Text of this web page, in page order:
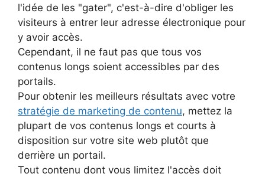
l'idée de les "gater", c'est-à-dire d'obliger les
visiteurs à entrer leur adresse électronique pour
y avoir accès.
Cependant, il ne faut pas que tous vos
contenus longs soient accessibles par des
portails.
Pour obtenir les meilleurs résultats avec votre
stratégie de marketing de contenu, mettez la
plupart de vos contenus longs et courts à
disposition sur votre site web plutôt que
derrière un portail.
Tout contenu dont vous limitez l'accès doit